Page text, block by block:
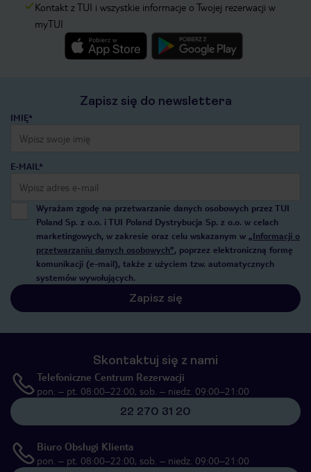
Kontakt z TUI i wszystkie informacje o Twojej rezerwacji w
myTUI
Zapisz się do newslettera
IMIĘ*
E-MAIL*
Wyrażam zgodę na przetwarzanie danych osobowych przez TUI
Poland Sp. z o.o. i TUI Poland Dystrybucja Sp. z o.o. w celach
marketingowych, w zakresie oraz celu wskazanym w „Informacji o
przetwarzaniu danych osobowych”, poprzez elektroniczną formę
komunikacji (e-mail), także z użyciem tzw. automatycznych
systemów wywołujących.
Zapisz się
Skontaktuj się z nami
Telefoniczne Centrum Rezerwacji
pon. – pt. 08:00–22:00, sob. – niedz. 09:00–21:00
22 270 31 20
Biuro Obsługi Klienta
pon. – pt. 08:00–22:00, sob. – niedz. 09:00–21:00